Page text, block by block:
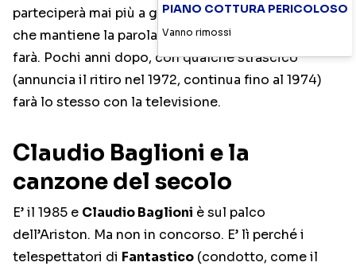
parteciperà mai più a gare canore. E siccome è una
che mantiene la parola – a differenza di molti – così
farà. Pochi anni dopo, con qualche strascico
(annuncia il ritiro nel 1972, continua fino al 1974)
farà lo stesso con la televisione.
Claudio Baglioni e la
canzone del secolo
E’ il 1985 e Claudio Baglioni è sul palco
dell’Ariston. Ma non in concorso. E’ lì perché i
telespettatori di Fantastico (condotto, come il
PIANO COTTURA PERICOLOSO
Vanno rimossi